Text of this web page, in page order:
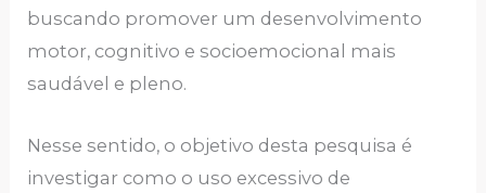
buscando promover um desenvolvimento
motor, cognitivo e socioemocional mais
saudável e pleno.
Nesse sentido, o objetivo desta pesquisa é
investigar como o uso excessivo de